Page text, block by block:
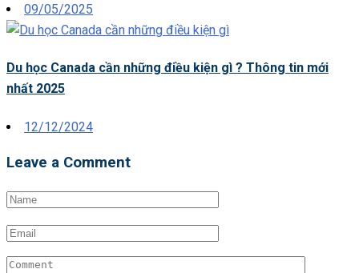
Posted
on
09/05/2025
Du học Canada cần những điều kiện gì ? Thông tin mới
nhất 2025
Posted
12/12/2024
Leave a Comment